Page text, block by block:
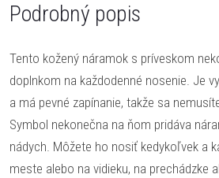
Podrobný popis
Tento kožený náramok s príveskom
doplnkom na každodenné nosenie. Je
a má pevné zapínanie, takže sa
Symbol nekonečna na ňom pridáva
nádych. Môžete ho nosiť kedykoľvek a
meste alebo na vidieku, na prechádzke